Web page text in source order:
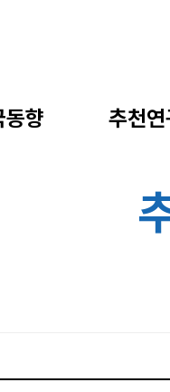
동향 추천